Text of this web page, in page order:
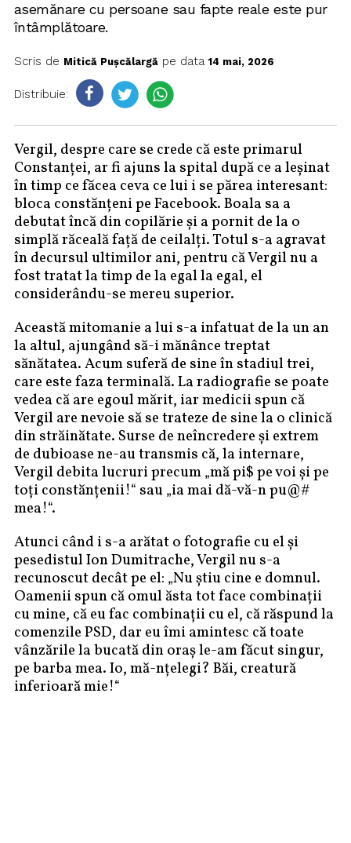
asemănare cu persoane sau fapte reale este pur
întâmplătoare.
Scris de Mitică Pușcălargăpe data14 mai, 2026
Distribuie:
Vergil, despre care se crede că este primarul
Constanței, ar fi ajuns la spital după ce a leșinat
în timp ce făcea ceva ce lui i se părea interesant:
bloca constănțeni pe Facebook. Boala sa a
debutat încă din copilărie și a pornit de la o
simplă răceală față de ceilalți. Totul s-a agravat
în decursul ultimilor ani, pentru că Vergil nu a
fost tratat la timp de la egal la egal, el
considerându-se mereu superior.
Această mitomanie a lui s-a infatuat de la un an
la altul, ajungând să-i mănânce treptat
sănătatea. Acum suferă de sine în stadiul trei,
care este faza terminală. La radiografie se poate
vedea că are egoul mărit, iar medicii spun că
Vergil are nevoie să se trateze de sine la o clinică
din străinătate. Surse de neîncredere și extrem
de dubioase ne-au transmis că, la internare,
Vergil debita lucruri precum „mă pi$ pe voi și pe
toți constănțenii!“ sau „ia mai dă-vă-n pu@#
mea!“.
Atunci când i s-a arătat o fotografie cu el și
pesedistul Ion Dumitrache, Vergil nu s-a
recunoscut decât pe el: „Nu știu cine e domnul.
Oamenii spun că omul ăsta tot face combinații
cu mine, că eu fac combinații cu el, că răspund la
comenzile PSD, dar eu îmi amintesc că toate
vânzările la bucată din oraș le-am făcut singur,
pe barba mea. Io, mă-nțelegi? Băi, creatură
inferioară mie!“